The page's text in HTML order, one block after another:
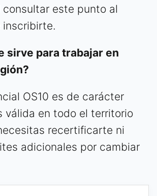
este punto al
inscribirte.
sirve para trabajar en
OS10 es de carácter
válida en todo el territorio
recertificarte ni
adicionales por cambiar